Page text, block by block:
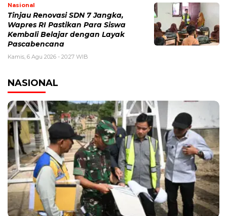
Nasional
Tinjau Renovasi SDN 7 Jangka,
Wapres RI Pastikan Para Siswa
Kembali Belajar dengan Layak
Pascabencana
Kamis, 6 Agu 2026 - 20:27 WIB
NASIONAL